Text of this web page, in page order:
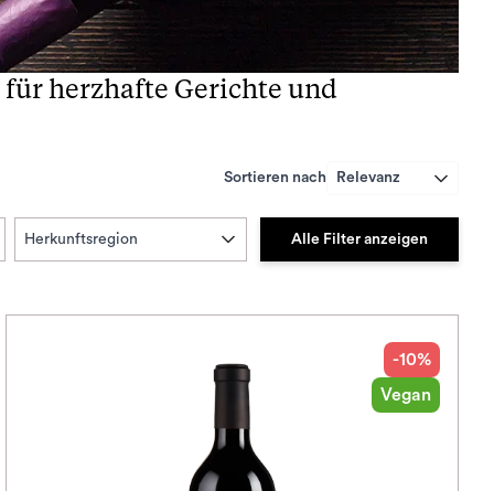
herzhafte Gerichte und
Sortieren nach Relevanz
Herkunftsregion Alle Filter anzeigen
-10%
Vegan